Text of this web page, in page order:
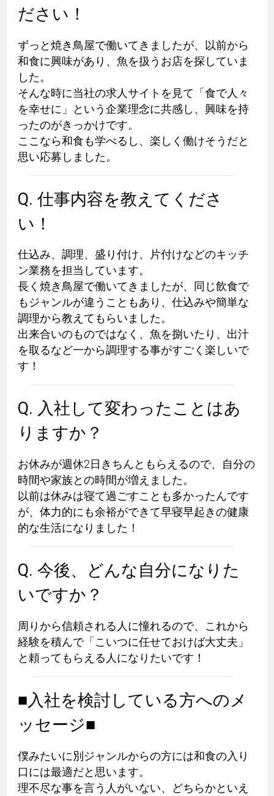
ださい！
ずっと焼き鳥屋で働いてきましたが、以前から
和食に興味があり、魚を扱うお店を探していま
した。
そんな時に当社の求人サイトを見て「食で人々
を幸せに」という企業理念に共感し、興味を持
ったのがきっかけです。
ここなら和食も学べるし、楽しく働けそうだと
思い応募しました。
Q. 仕事内容を教えてくださ
い！
仕込み、調理、盛り付け、片付けなどのキッチ
ン業務を担当しています。
長く焼き鳥屋で働いてきましたが、同じ飲食で
もジャンルが違うこともあり、仕込みや簡単な
調理から教えてもらいました。
出来合いのものではなく、魚を捌いたり、出汁
を取るなど一から調理する事がすごく楽しいで
す！
Q. 入社して変わったことはあ
りますか？
お休みが週休2日きちんともらえるので、自分の
時間や家族との時間が増えました。
以前は休みは寝て過ごすことも多かったんです
が、体力的にも余裕ができて早寝早起きの健康
的な生活になりました！
Q. 今後、どんな自分になりた
いですか？
周りから信頼される人に憧れるので、これから
経験を積んで「こいつに任せておけば大丈夫」
と頼ってもらえる人になりたいです！
■入社を検討している方へのメ
ッセージ■
僕みたいに別ジャンルからの方には和食の入り
口には最適だと思います。
理不尽な事を言う人がいない、どちらかといえ